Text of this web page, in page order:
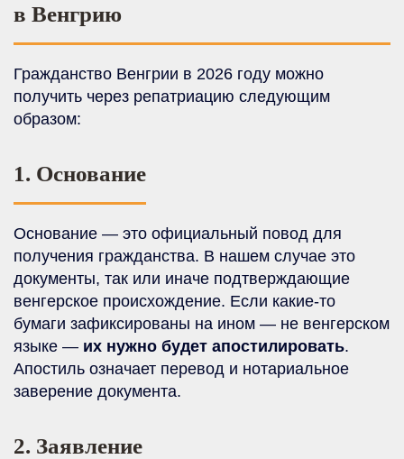
в Венгрию
Гражданство Венгрии в 2026 году можно
получить через репатриацию следующим
образом:
1. Основание
Основание — это официальный повод для
получения гражданства. В нашем случае это
документы, так или иначе подтверждающие
венгерское происхождение. Если какие-то
бумаги зафиксированы на ином — не венгерском
языке — их нужно будет апостилировать.
Апостиль означает перевод и нотариальное
заверение документа.
2. Заявление